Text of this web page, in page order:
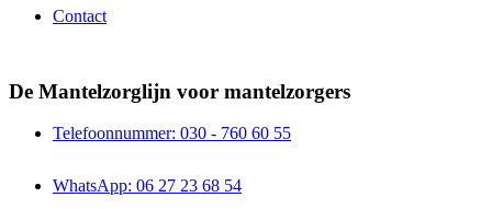
Contact
De Mantelzorglijn voor mantelzorgers
Telefoonnummer: 030 - 760 60 55
WhatsApp: 06 27 23 68 54